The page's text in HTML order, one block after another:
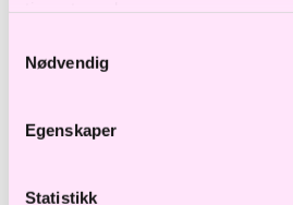
Nødvendig
Egenskaper
Statistikk
privatrett, UiO
14.45–15.00:
risikoområde?